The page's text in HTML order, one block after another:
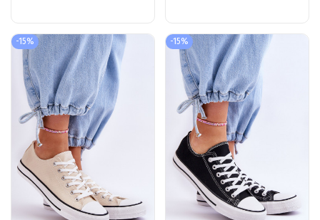
-15% -15%